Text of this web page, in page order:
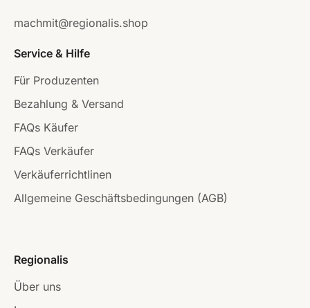
machmit@regionalis.shop
Service & Hilfe
Für Produzenten
Bezahlung & Versand
FAQs Käufer
FAQs Verkäufer
Verkäuferrichtlinen
Allgemeine Geschäftsbedingungen (AGB)
Regionalis
Über uns